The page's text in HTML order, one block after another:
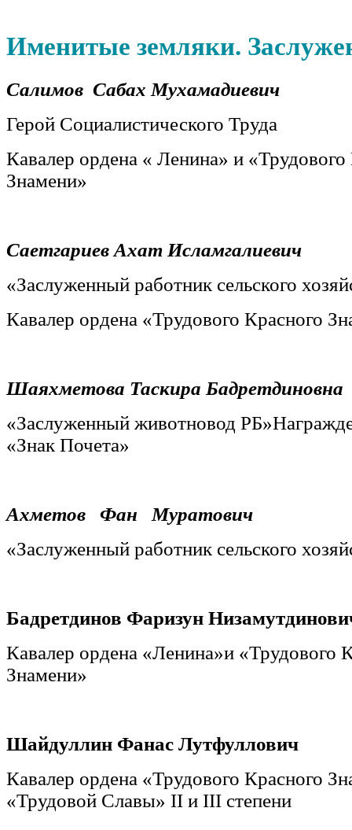
Именитые земляки.
Салимов Сабах Мухамадиевич
Герой Социалистического Труда
Кавалер ордена « Ленина» и «Трудового
Знамени»
Саетгариев Ахат Исламгалиевич
«Заслуженный работник сельского
Кавалер ордена «Трудового Красного
Шаяхметова Таскира Бадретдиновна
«Заслуженный животновод
«Знак Почета»
Ахметов Фан Муратович
«Заслуженный работник сельского
Бадретдинов Фаризун
Кавалер ордена «Ленина»и «Трудового
Знамени»
Шайдуллин Фанас Лутфуллович
Кавалер ордена «Трудового Красного
«Трудовой Славы» II и III степени